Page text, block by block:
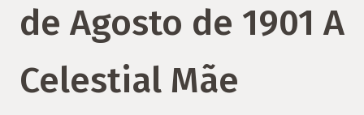
de Agosto de 1901 A
Celestial Mãe